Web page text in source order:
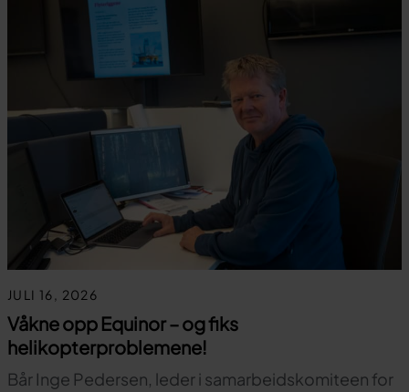
JULI 16, 2026
Våkne opp Equinor – og fiks
helikopterproblemene!
Bår Inge Pedersen, leder i samarbeidskomiteen for